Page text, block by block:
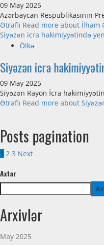
09 May 2025
Azərbaycan Respublikasının
Ətraflı Read more about İlham
Siyəzən icra hakimiyyətində
Ölkə
Siyəzən icra
09 May 2025
Siyəzən Rayon İcra
Ətraflı Read more about
Posts pagination
1 2 3 Next
Axtar
Arxivlər
May 2025